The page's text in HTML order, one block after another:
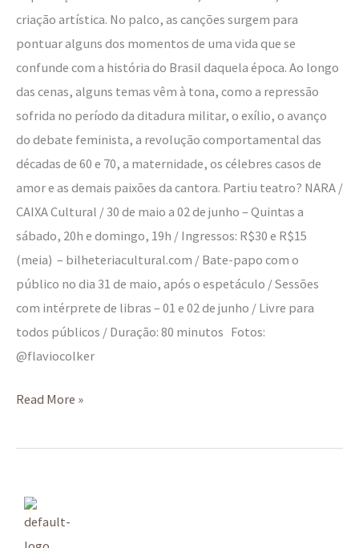
criação artística. No palco, as canções surgem para
pontuar alguns dos momentos de uma vida que se
confunde com a história do Brasil daquela época. Ao longo
das cenas, alguns temas vêm à tona, como a repressão
sofrida no período da ditadura militar, o exílio, o avanço
do debate feminista, a revolução comportamental das
décadas de 60 e 70, a maternidade, os célebres casos de
amor e as demais paixões da cantora. Partiu teatro? NARA /
CAIXA Cultural / 30 de maio a 02 de junho – Quintas a
sábado, 20h e domingo, 19h / Ingressos: R$30 e R$15
(meia) – bilheteriacultural.com / Bate-papo com o
público no dia 31 de maio, após o espetáculo / Sessões
com intérprete de libras – 01 e 02 de junho / Livre para
todos públicos / Duração: 80 minutos Fotos:
@flaviocolker
Read More »